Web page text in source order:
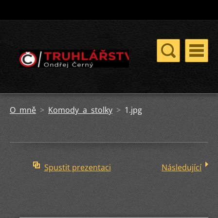
O mně > Komody a stolky >1.jpg
Spustit prezentaci Následující